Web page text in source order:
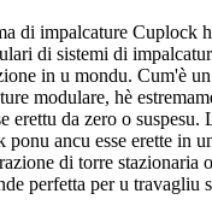
di impalcature Cuplock
di sistemi di
in u mondu. Cum'è
modulare, hè
erettu da zero o suspesu.
ponu ancu esse erette in
di torre stazionaria
perfetta per u travagliu